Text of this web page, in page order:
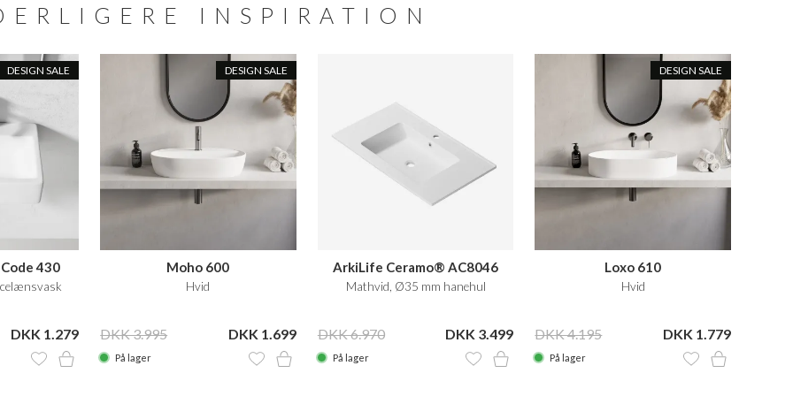
tilkøbes - Se relaterede produkterINSPIRATION
DESIGN SALE
430
DKK 1.279
DESIGN SALE
Moho 600
Hvid
DKK 3.995 DKK 1.699
På lager
ArkiLife Ceramo® AC8046
Mathvid, Ø35 mm hanehul
DKK 6.970 DKK 3.499
På lager
DESIGN SALE
Loxo 610
Hvid
DKK 4.195 DKK 1.779
På lager